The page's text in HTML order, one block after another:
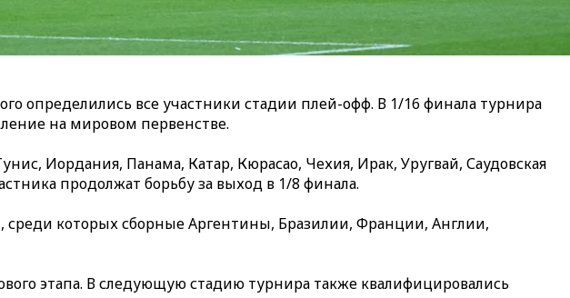
определились все участники стадии плей-офф. В 1/16 финала турнира
на мировом первенстве.
Иордания, Панама, Катар, Кюрасао, Чехия, Ирак, Уругвай, Саудовская
продолжат борьбу за выход в 1/8 финала.
которых сборные Аргентины, Бразилии, Франции, Англии,
этапа. В следующую стадию турнира также квалифицировались